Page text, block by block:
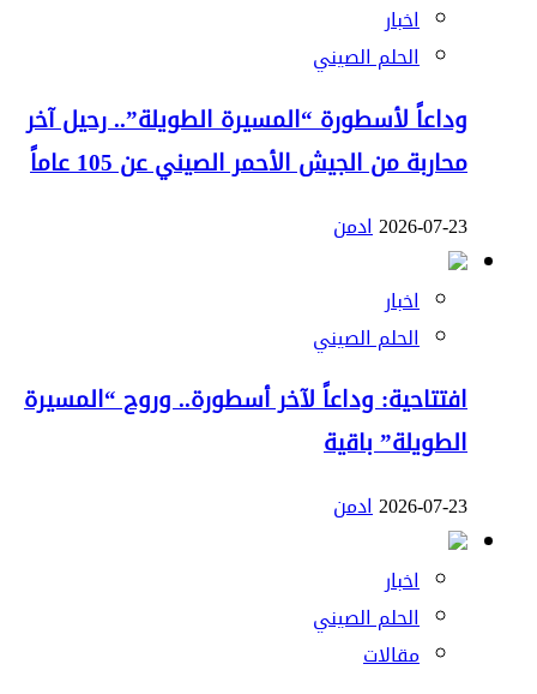
اخبار
الحلم الصيني
وداعاً لأسطورة “المسيرة الطويلة”.. رحيل آخر
محاربة من الجيش الأحمر الصيني عن 105 عاماً
2026-07-23ادمن
اخبار
الحلم الصيني
افتتاحية: وداعاً لآخر أسطورة.. وروح “المسيرة
الطويلة” باقية
2026-07-23ادمن
اخبار
الحلم الصيني
مقالات